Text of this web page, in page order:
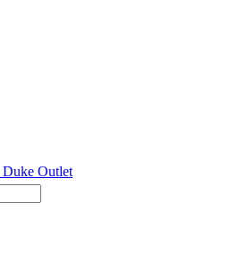
Duke Outlet